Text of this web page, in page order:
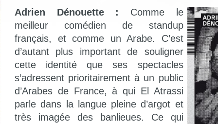
Adrien Dénouette :
Comme le
meilleur comédien de standup
français, et comme un Arabe. C’est
d’autant plus important de souligner
cette identité que ses spectacles
s’adressent prioritairement à un public
d’Arabes de France, à qui El Atrassi
parle dans la langue pleine d’argot et
très imagée des banlieues. Ce qui